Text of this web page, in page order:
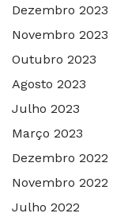
Dezembro 2023
Novembro 2023
Outubro 2023
Agosto 2023
Julho 2023
Março 2023
Dezembro 2022
Novembro 2022
Julho 2022